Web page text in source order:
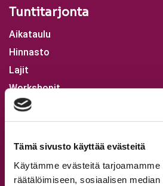
Tämä sivusto käyttää evästeitä
Käytämme evästeitä
räätälöimiseen, sosiaalisen
Tuntitarjonta
Aikataulu
Hinnasto
Lajit
Workshopit
Leirit
Tapanilan tanssitunnit
Syyskausi 2026
Omat tiedot ja verkkokauppa